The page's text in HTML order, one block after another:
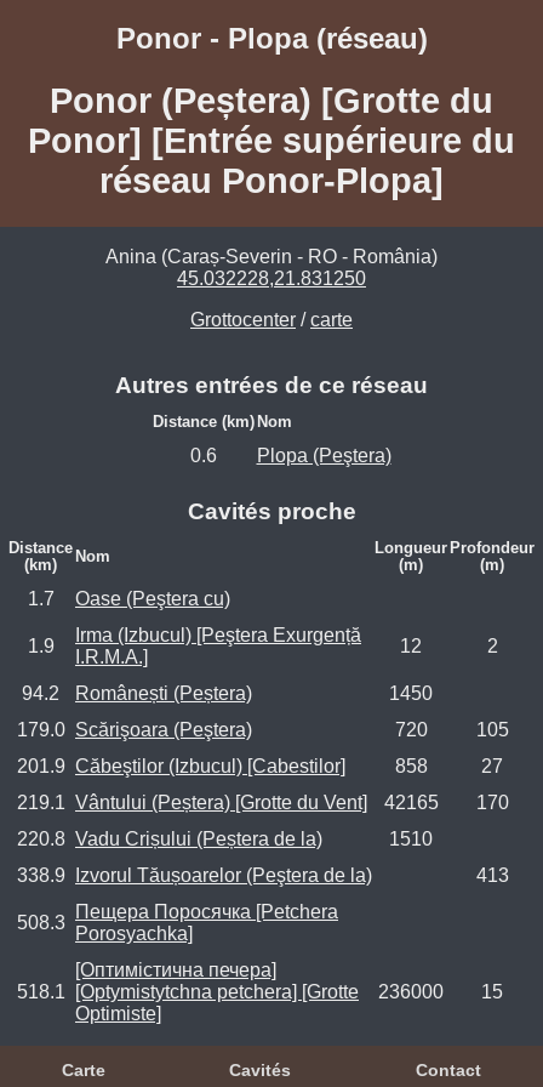
Ponor - Plopa (réseau)
Ponor (Peștera) [Grotte du
Ponor] [Entrée supérieure du
réseau Ponor-Plopa]
Anina (Caraș-Severin - RO - România)
45.032228,21.831250
Grottocenter /carte
Autres entrées de ce réseau
Distance (km) Nom
0.6 Plopa (Peştera)
Cavités proche
Distance
(km)
Nom
Longueur
(m)
Profondeur
(m)
1.7 Oase (Peştera cu)
1.9
Irma (Izbucul) [Peştera Exurgență
I.R.M.A.]
12 2
94.2 Românești (Peștera)
1450
179.0 Scărişoara (Peştera) 720
105
201.9 Căbeştilor (Izbucul) [Cabestilor] 858
27
219.1 Vântului (Peștera) [Grotte du Vent] 42165
170
220.8 Vadu Crișului (Peștera de la)
1510
338.9
Izvorul Tăușoarelor (Peştera de la) 413
508.3
Пещера Поросячка [Petchera
Porosyachka]
518.1
[Оптимістична печера]
[Optymistytchna petchera] [Grotte
Optimiste]
236000 15
Carte Cavités Contact